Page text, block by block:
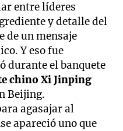
entre líderes
y detalle del
de un mensaje
Y eso fue
durante el banquete
chino Xi Jinping
Beijing.
agasajar al
apareció uno que